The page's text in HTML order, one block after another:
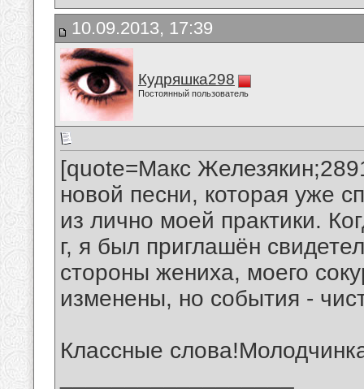
10.09.2013, 17:39
Кудряшка298
Постоянный пользователь
[quote=Макс
новой песни, которая уже
из лично моей практики.
г, я был приглашён
стороны жениха, моего
изменены, но события -
Классные